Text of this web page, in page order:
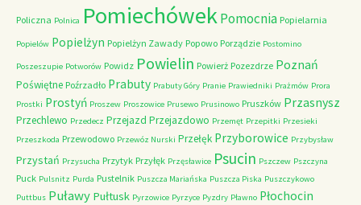
Policzna Polnica PomiechówekPomocnia Popielarnia
Popielów Popielżyn Popielżyn Zawady Popowo Porządzie Postomino
Poszeszupie Potworów Powidz Powielin Powierż Pozezdrze Poznań
Poświętne Poźrzadło Prabuty Prabuty Góry Pranie Prawiedniki Prażmów Prora
Prostki Prostyń Proszew Proszowice Prusewo Prusinowo Pruszków Przasnysz
Przechlewo Przedecz Przejazd Przejazdowo Przemęt Przepitki Przesieki
Przeszkoda Przewodowo Przewóz Nurski Przełęk Przyborowice Przybysław
Przystań Przysucha Przytyk Przyłęk Przęsławice Psucin Pszczew Pszczyna
Puck Pulsnitz Purda Pustelnik Puszcza Mariańska Puszcza Piska Puszczykowo
Puttbus Puławy Pułtusk Pyrzowice Pyrzyce Pyzdry Pławno Płochocin